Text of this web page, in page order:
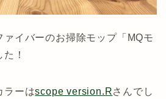
イバーのお掃除モップ「MQモ
！
ラーはscope version.Rさんでし